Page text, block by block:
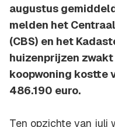
augustus
melden het
(CBS) en het
huizenprijzen
koopwoning kostte
486.190 euro.
Ten opzichte van juli